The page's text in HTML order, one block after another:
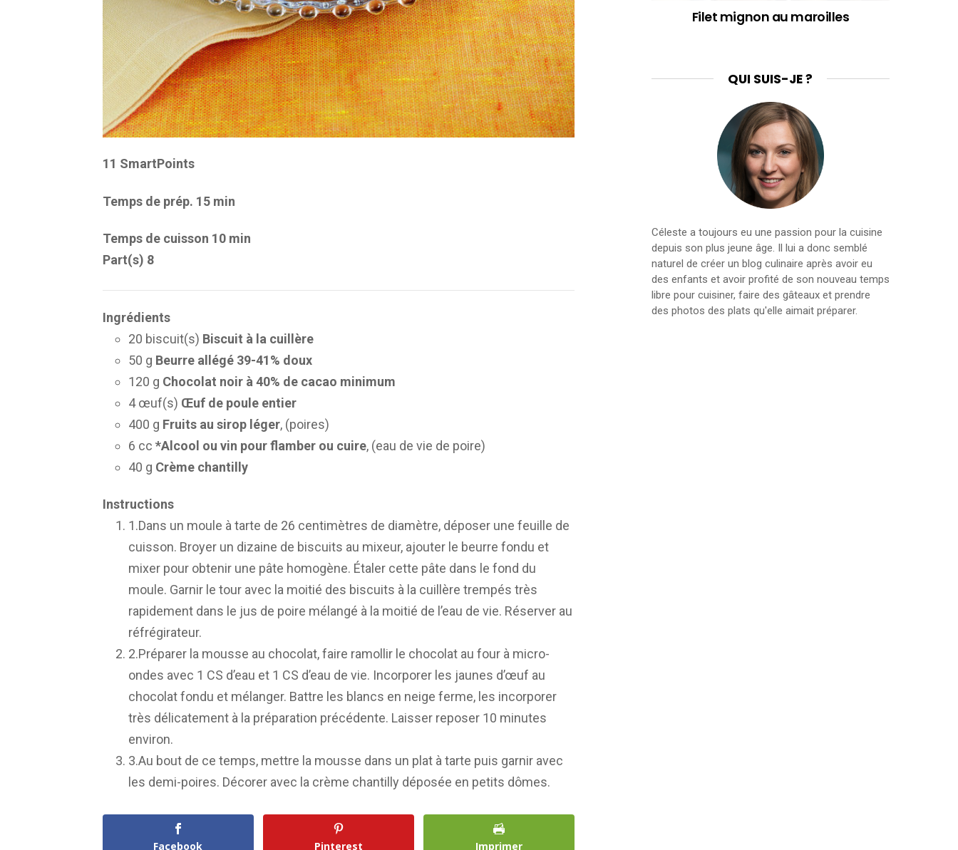
11 SmartPoints
Temps de prép. 15 min
Temps de cuisson 10 min
Part(s) 8
Ingrédients
20 biscuit(s) Biscuit à la cuillère
50 g Beurre allégé 39-41% doux
120 g Chocolat noir à 40% de cacao minimum
4 œuf(s) Œuf de poule entier
400 g Fruits au sirop léger, (poires)
6 cc *Alcool ou vin pour flamber ou cuire, (eau de vie de poire)
40 g Crème chantilly
Instructions
1.Dans un moule à tarte de 26 centimètres de diamètre, déposer une feuille de
cuisson. Broyer un dizaine de biscuits au mixeur, ajouter le beurre fondu et
mixer pour obtenir une pâte homogène. Étaler cette pâte dans le fond du
moule. Garnir le tour avec la moitié des biscuits à la cuillère trempés très
rapidement dans le jus de poire mélangé à la moitié de l’eau de vie. Réserver au
réfrégirateur.
2.Préparer la mousse au chocolat, faire ramollir le chocolat au four à micro-
ondes avec 1 CS d’eau et 1 CS d’eau de vie. Incorporer les jaunes d’œuf au
chocolat fondu et mélanger. Battre les blancs en neige ferme, les incorporer
très délicatement à la préparation précédente. Laisser reposer 10 minutes
environ.
3.Au bout de ce temps, mettre la mousse dans un plat à tarte puis garnir avec
les demi-poires. Décorer avec la crème chantilly déposée en petits dômes.
Facebook Pinterest Imprimer
Filet mignon au maroilles
QUI SUIS-JE ?
Céleste a toujours eu une passion pour la cuisine
depuis son plus jeune âge. Il lui a donc semblé
naturel de créer un blog culinaire après avoir eu
des enfants et avoir profité de son nouveau temps
libre pour cuisiner, faire des gâteaux et prendre
des photos des plats qu'elle aimait préparer.